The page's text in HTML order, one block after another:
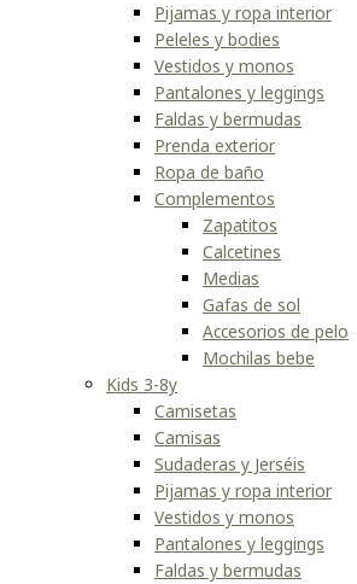
Pijamas y ropa interior
Peleles y bodies
Vestidos y monos
Pantalones y leggings
Faldas y bermudas
Prenda exterior
Ropa de baño
Complementos
Zapatitos
Calcetines
Medias
Gafas de sol
Accesorios de pelo
Mochilas bebe
Kids 3-8y
Camisetas
Camisas
Sudaderas y Jerséis
Pijamas y ropa interior
Vestidos y monos
Pantalones y leggings
Faldas y bermudas